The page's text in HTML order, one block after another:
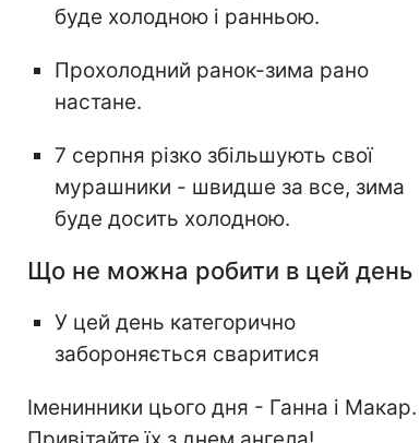
буде холодною і ранньою.
Прохолодний ранок-зима рано
настане.
7 серпня різко збільшують свої
мурашники - швидше за все, зима
буде досить холодною.
Що не можна робити в цей день
У цей день категорично
забороняється сваритися
Іменинники цього дня - Ганна і Макар.